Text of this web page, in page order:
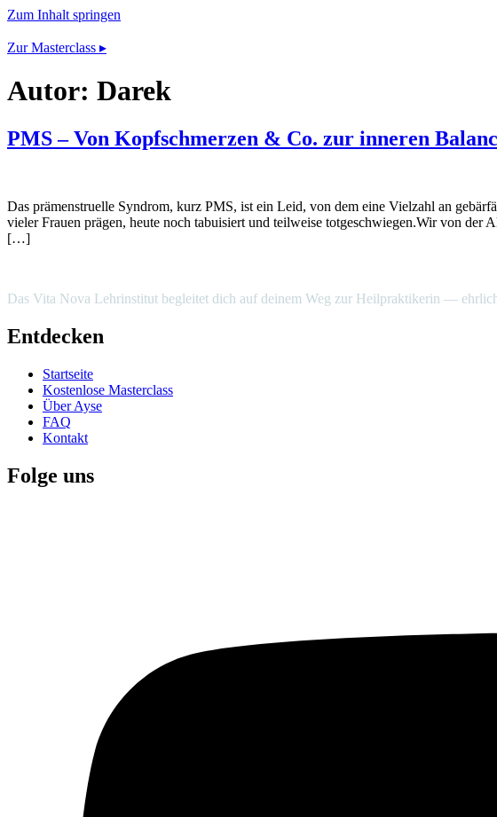
Zum Inhalt springen
Zur Masterclass ▸
Autor: Darek
PMS – Von Kopfschmerzen & Co. zur inneren
Das prämenstruelle Syndrom, kurz PMS, ist ein Leid, von dem eine Vielzahl an
vieler Frauen prägen, heute noch tabuisiert und teilweise totgeschwiegen.Wir von der
[…]
Das Vita Nova Lehrinstitut begleitet dich auf deinem Weg zur Heilpraktikerin —
Entdecken
Startseite
Kostenlose Masterclass
Über Ayse
FAQ
Kontakt
Folge uns